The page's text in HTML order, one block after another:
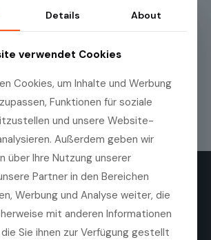
Details About
verwendet Cookies
Cookies, um Inhalte und Werbung
Funktionen für soziale
und unsere Website-
Außerdem geben wir
über Ihre Nutzung unserer
Partner in den Bereichen
Werbung und Analyse weiter, die
mit anderen Informationen
Sie ihnen zur Verfügung gestellt